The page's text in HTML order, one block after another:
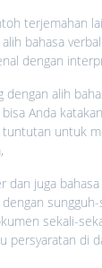
terjemahan
bahasa
dengan
dengan alih
Anda
tuntutan untuk
dan juga
sekali-
persyaratan di